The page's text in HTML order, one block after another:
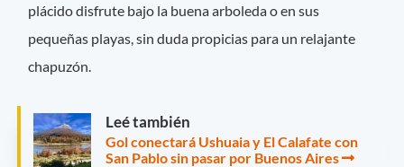
plácido disfrute bajo la buena arboleda o en sus
pequeñas playas, sin duda propicias para un relajante
chapuzón.
Leé también
Gol conectará Ushuaia y El Calafate con
San Pablo sin pasar por Buenos Aires